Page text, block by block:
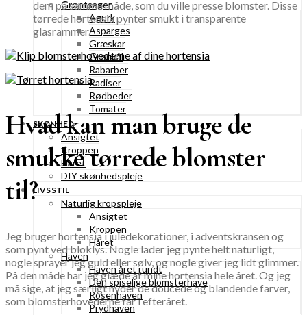
Grøntsager
Agurk
Asparges
Græskar
Grønkål
Rabarber
Radiser
Rødbeder
Tomater
SKØNHED
Ansigtet
Kroppen
Håret
DIY skønhedspleje
LIVSSTIL
Naturlig kropspleje
Ansigtet
Kroppen
Håret
Haven
Haven året rundt
Den spiselige blomsterhave
Rosenhaven
Prydhaven
dem på samme måde, som du ville presse blomster. Disse
tørrede hortensia pynter smukt i transparente
glasrammer.
Hvad kan man bruge de
smukke tørrede blomster
til?
Jeg bruger hortensia i juledekorationer, i adventskransen og
som pynt ved bloklys. Nogle lader jeg pynte helt naturligt,
nogle sprayer jeg guld eller sølv, og nogle giver jeg lidt glimmer.
På den måde har jeg glæde af mine hortensia hele året. Og jeg
må sige, at jeg særligt nyder de doucede og blandende farver,
som blomsterhovederne får i efteråret.